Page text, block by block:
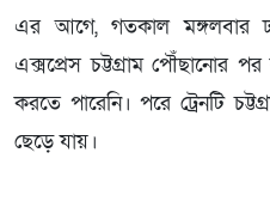
এর আগে, গতকাল মঙ্গলবার
এক্সপ্রেস চট্টগ্রাম পৌঁছানোর
করতে পারেনি। পরে ট্রেনটি
ছেড়ে যায়।